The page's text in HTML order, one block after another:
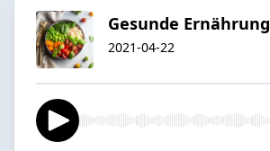
Gesunde Ernährung
2021-04-22